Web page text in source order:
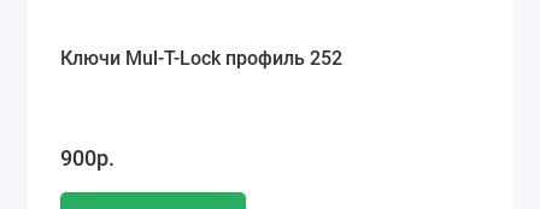
Ключи Mul-T-Lock профиль 252
900р.